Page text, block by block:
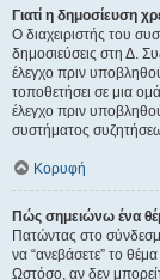
Γιατί η δημοσίευση
Ο διαχειριστής του
δημοσιεύσεις στη Δ.
έλεγχο πριν
τοποθετήσει σε μια
έλεγχο πριν
συστήματος
Κορυφή
Πώς σημειώνω ένα
Πατώντας στο
να “ανεβάσετε” το
Ωστόσο, αν δεν